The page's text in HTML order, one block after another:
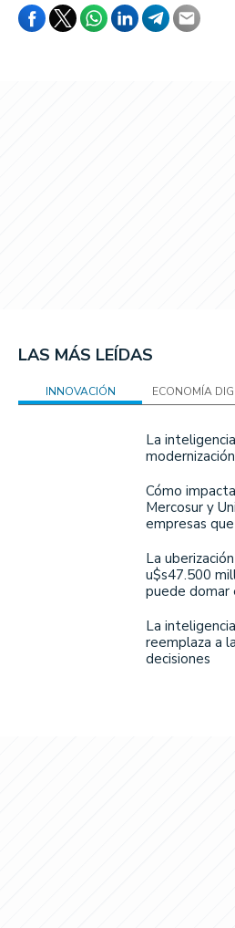
LAS MÁS LEÍDAS
INNOVACIÓN ECONOMÍA
La
Cómo
Mercosur y
empresas
La
u$s47.500
puede domar
La
reemplaza a
decisiones